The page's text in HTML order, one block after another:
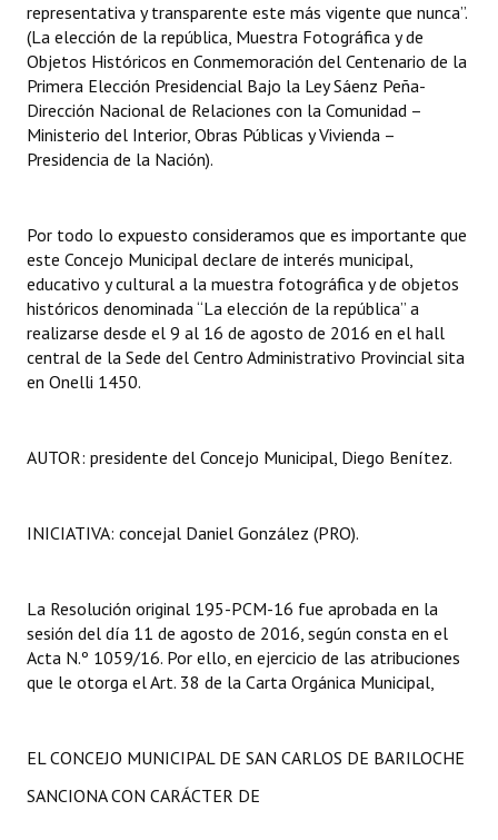
Huéspedes de Honor - Registro
Antiguos Pobladores - Registro
Reconocimientos - Registro
Bariloche, Municipio intercultural
REFORMA DE LA CARTA ORGÁNICA
representativa y transparente este más vigente que nunca”.
(La elección de la república, Muestra Fotográfica y de
Objetos Históricos en Conmemoración del Centenario de la
Primera Elección Presidencial Bajo la Ley Sáenz Peña-
Dirección Nacional de Relaciones con la Comunidad –
Ministerio del Interior, Obras Públicas y Vivienda –
Presidencia de la Nación).
Por todo lo expuesto consideramos que es importante que
este Concejo Municipal declare de interés municipal,
educativo y cultural a la muestra fotográfica y de objetos
históricos denominada “La elección de la república” a
realizarse desde el 9 al 16 de agosto de 2016 en el hall
central de la Sede del Centro Administrativo Provincial sita
en Onelli 1450.
AUTOR: presidente del Concejo Municipal, Diego Benítez.
INICIATIVA: concejal Daniel González (PRO).
La Resolución original 195-PCM-16 fue aprobada en la
sesión del día 11 de agosto de 2016, según consta en el
Acta N.º 1059/16. Por ello, en ejercicio de las atribuciones
que le otorga el Art. 38 de la Carta Orgánica Municipal,
EL CONCEJO MUNICIPAL DE SAN CARLOS DE BARILOCHE
SANCIONA CON CARÁCTER DE